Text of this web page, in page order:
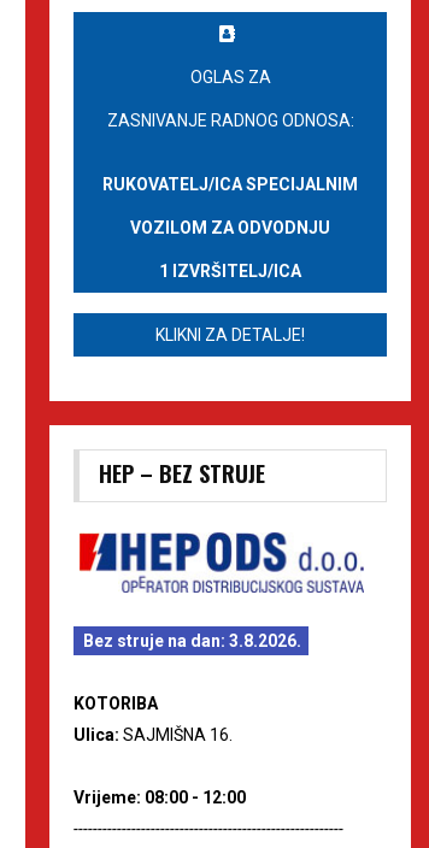
OGLAS ZA
ZASNIVANJE RADNOG ODNOSA:
RUKOVATELJ/ICA SPECIJALNIM
VOZILOM ZA ODVODNJU
1 IZVRŠITELJ/ICA
KLIKNI ZA DETALJE!
HEP – BEZ STRUJE
Bez struje na dan: 3.8.2026.
KOTORIBA
Ulica: SAJMIŠNA 16.
Vrijeme: 08:00 - 12:00
--------------------------------------------------------